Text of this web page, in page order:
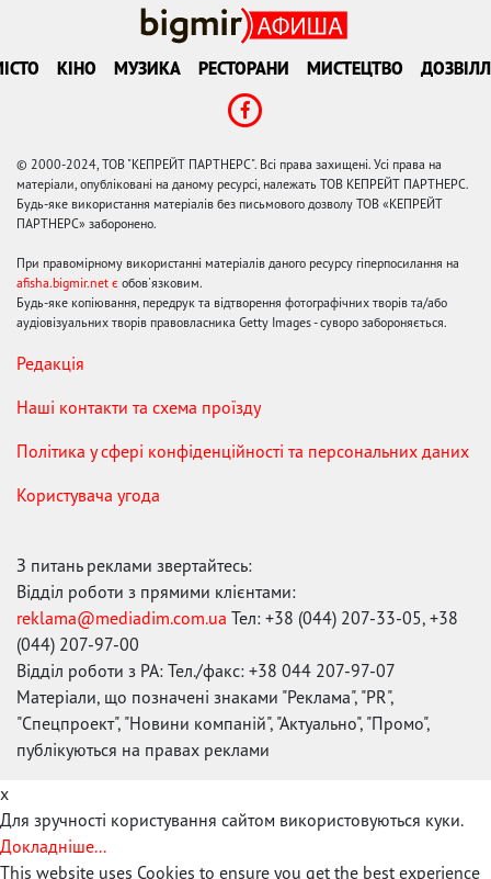
КІНО МУЗИКА РЕСТОРАНИ МИСТЕЦТВО
© 2000-2024, ТОВ "КЕПРЕЙТ ПАРТНЕРС". Всі права захищені. Усі права на
матеріали, опубліковані на даному ресурсі, належать ТОВ КЕПРЕЙТ ПАРТНЕРС.
Будь-яке використання матеріалів без письмового дозволу ТОВ «КЕПРЕЙТ
ПАРТНЕРС» заборонено.
При правомірному використанні матеріалів даного ресурсу гіперпосилання на
afisha.bigmir.net є обов'язковим.
Будь-яке копіювання, передрук та відтворення фотографічних творів та/або
аудіовізуальних творів правовласника Getty Images - суворо забороняється.
Редакція
Наші контакти та схема проїзду
Політика у сфері конфіденційності та персональних даних
Користувача угода
З питань реклами звертайтесь:
Відділ роботи з прямими клієнтами:
reklama@mediadim.com.ua Тел: +38 (044) 207-33-05, +38
(044) 207-97-00
Відділ роботи з РА: Тел./факс: +38 044 207-97-07
Матеріали, що позначені знаками "Реклама", "PR",
"Спецпроект", "Новини компаній", "Актуально", "Промо",
публікуються на правах реклами
x
Для зручності користування сайтом використовуються куки.
Докладніше...
This website uses Cookies to ensure you get the best experience